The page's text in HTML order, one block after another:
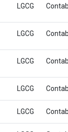
LGCG
LGCG
LGCG
LGCG
LGCG